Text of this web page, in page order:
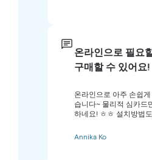
온라인으로 필요
구매할 수 있어요!
온라인으로 아주 손쉽
습니다~ 물리적 심카드
하네요! ㅎㅎ 설치방법
Annika Ko